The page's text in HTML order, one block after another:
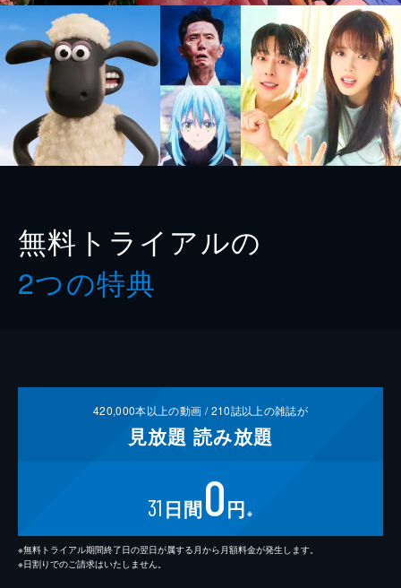
無料トライアルの
2つの特典
420,000本以上の動画 /210誌以上の雑誌が
見放題 読み放題
31 日間0円 ※
※無料トライアル期間終了日の翌日が属する月から月額料金が発生します。
※日割りでのご請求はいたしません。